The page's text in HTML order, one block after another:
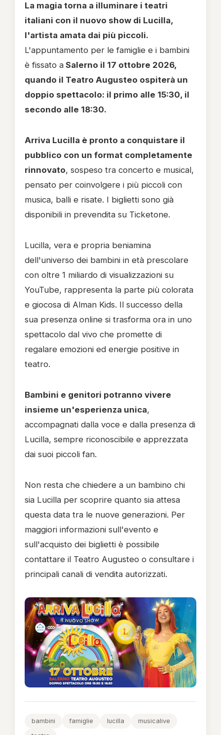
La magia torna a illuminare i teatri
italiani con il nuovo show di Lucilla,
l'artista amata dai più piccoli.
L'appuntamento per le famiglie e i bambini
è fissato a Salerno il 17 ottobre 2026,
quando il Teatro Augusteo ospiterà un
doppio spettacolo: il primo alle 15:30, il
secondo alle 18:30.
Arriva Lucilla è pronto a conquistare il
pubblico con un format completamente
rinnovato, sospeso tra concerto e musical,
pensato per coinvolgere i più piccoli con
musica, balli e risate. I biglietti sono già
disponibili in prevendita su Ticketone.
Lucilla, vera e propria beniamina
dell'universo dei bambini in età prescolare
con oltre 1 miliardo di visualizzazioni su
YouTube, rappresenta la parte più colorata
e giocosa di Alman Kids. Il successo della
sua presenza online si trasforma ora in uno
spettacolo dal vivo che promette di
regalare emozioni ed energie positive in
teatro.
Bambini e genitori potranno vivere
insieme un'esperienza unica,
accompagnati dalla voce e dalla presenza di
Lucilla, sempre riconoscibile e apprezzata
dai suoi piccoli fan.
Non resta che chiedere a un bambino chi
sia Lucilla per scoprire quanto sia attesa
questa data tra le nuove generazioni. Per
maggiori informazioni sull'evento e
sull'acquisto dei biglietti è possibile
contattare il Teatro Augusteo o consultare i
principali canali di vendita autorizzati.
bambini famiglie lucilla
musicalive